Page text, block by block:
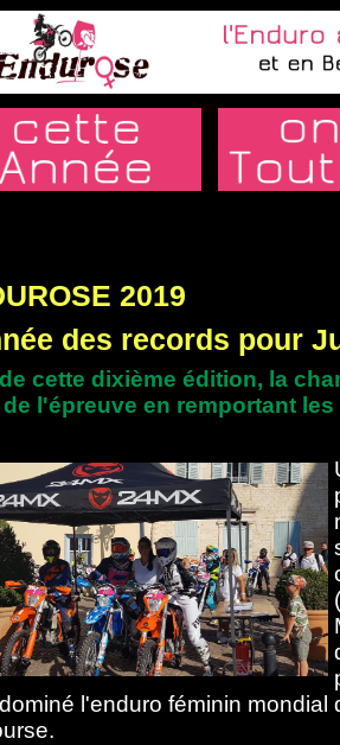
2019
des records pour
cette dixième édition, la
de l'épreuve en remportant
l'enduro féminin